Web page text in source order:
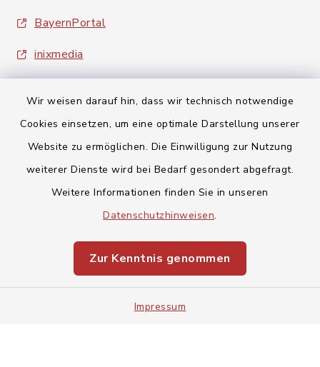
Wir weisen darauf hin, dass wir technisch notwendige
Cookies einsetzen, um eine optimale Darstellung unserer
Website zu ermöglichen. Die Einwilligung zur Nutzung
weiterer Dienste wird bei Bedarf gesondert abgefragt.
Weitere Informationen finden Sie in unseren
Datenschutzhinweisen.
Zur Kenntnis genommen
Impressum
BayernPortal
inixmedia
Barrierefreiheit
Impressum
Sitemap